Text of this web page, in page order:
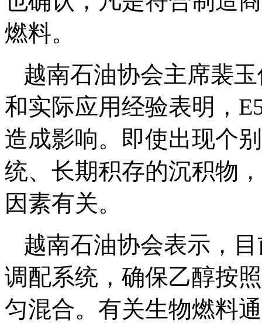
燃料。
越南石油协会主席裴
和实际应用经验表明，
造成影响。即使出现个
统、长期积存的沉积物
因素有关。
越南石油协会表示，
调配系统，确保乙醇按
匀混合。有关生物燃料